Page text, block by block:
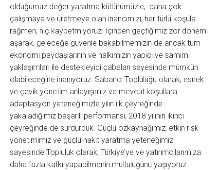
olduğumuz değer yaratma kültürümüzle, daha çok
çalışmaya ve üretmeye olan inancımızı, her türlü koşula
rağmen, hiç kaybetmiyoruz. İçinden geçtiğimiz zor dönemi
aşarak, geleceğe güvenle bakabilmemizin de ancak tüm
ekonomi paydaşlarının ve halkımızın yapıcı ve samimi
yaklaşımları ile destekleyici çabaları sayesinde mümkün
olabileceğine inanıyoruz. Sabancı Topluluğu olarak, esnek
ve çevik yönetim anlayışımız ve mevcut koşullara
adaptasyon yeteneğimizle yılın ilk çeyreğinde
yakaladığımız başarılı performansı, 2018 yılının ikinci
çeyreğinde de sürdürdük. Güçlü özkaynağımız, etkin risk
yönetimimiz ve güçlü nakit yaratma yeteneğimiz
sayesinde Topluluk olarak, Türkiye’ye ve yatırımcılarımıza
daha fazla katkı yapabilmenin mutluluğunu yaşıyoruz.